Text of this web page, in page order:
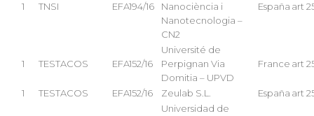
1 TNSI EFA194/16
Nanociència i
Nanotecnologia –
CN2
España art
1 TESTACOS EFA152/16
Université de
Perpignan Via
Domitia – UPVD
France art
1 TESTACOS EFA152/16 Zeulab S.L. España art
Universidad de